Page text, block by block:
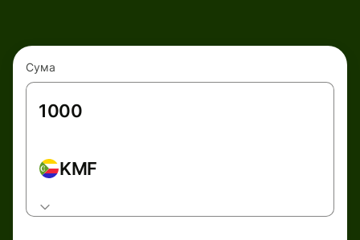
Сума
KMF